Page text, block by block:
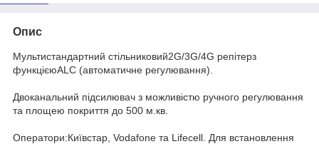
Опис
Мультистандартний стільниковий2G/3G/4G репітерз
функцієюALC (автоматичне регулювання).
Двоканальний підсилювач з можливістю ручного регулювання
та площею покриття до 500 м.кв.
Оператори:Київстар, Vodafone та Lifecell. Для встановлення